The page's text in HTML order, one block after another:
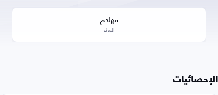
مهاجم
المركز
الإحصائيات